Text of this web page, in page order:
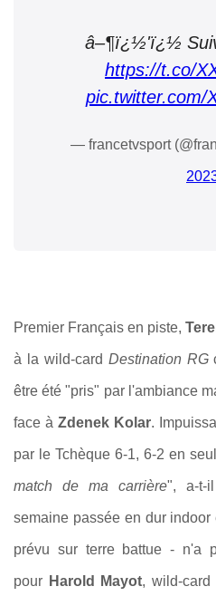
â–¶ï¿½'ï¿½
https://t.co/
pic.twitter.com/
— francetvsport
Premier Français en piste,
à la wild-card Destination RG
être été "pris" par l'ambiance
face à Zdenek Kolar.
par le Tchèque 6-1, 6-2 en
match de ma carrière", a-t-
semaine passée en dur
prévu sur terre battue - n'a
pour Harold Mayot, wild-card